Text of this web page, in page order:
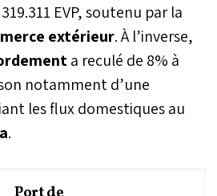
EVP, soutenu par la
extérieur. À l’inverse,
a reculé de 8% à
notamment d’une
les flux domestiques au
.